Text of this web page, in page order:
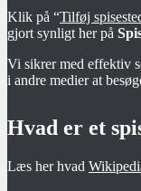
Klik på “Tilføj
gjort synligt her på
Vi sikrer med effektiv
i andre medier at
Hvad er et
Læs her hvad